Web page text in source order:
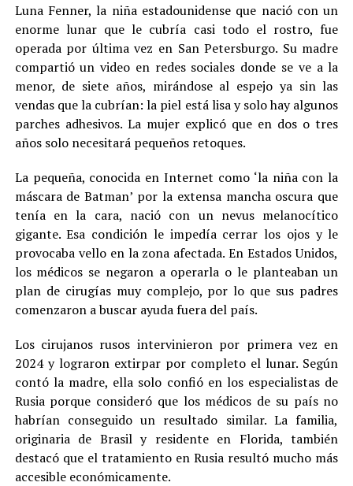
Luna Fenner, la niña estadounidense que nació con un
enorme lunar que le cubría casi todo el rostro, fue
operada por última vez en San Petersburgo. Su madre
compartió un video en redes sociales donde se ve a la
menor, de siete años, mirándose al espejo ya sin las
vendas que la cubrían: la piel está lisa y solo hay algunos
parches adhesivos. La mujer explicó que en dos o tres
años solo necesitará pequeños retoques.
La pequeña, conocida en Internet como ‘la niña con la
máscara de Batman’ por la extensa mancha oscura que
tenía en la cara, nació con un nevus melanocítico
gigante. Esa condición le impedía cerrar los ojos y le
provocaba vello en la zona afectada. En Estados Unidos,
los médicos se negaron a operarla o le planteaban un
plan de cirugías muy complejo, por lo que sus padres
comenzaron a buscar ayuda fuera del país.
Los cirujanos rusos intervinieron por primera vez en
2024 y lograron extirpar por completo el lunar. Según
contó la madre, ella solo confió en los especialistas de
Rusia porque consideró que los médicos de su país no
habrían conseguido un resultado similar. La familia,
originaria de Brasil y residente en Florida, también
destacó que el tratamiento en Rusia resultó mucho más
accesible económicamente.